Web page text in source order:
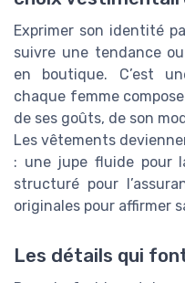
Exprimer son identité
suivre une tendance
en boutique. C’est
chaque femme
de ses goûts, de son
Les vêtements
: une jupe fluide pour
structuré pour
originales pour affirmer
Les détails qui